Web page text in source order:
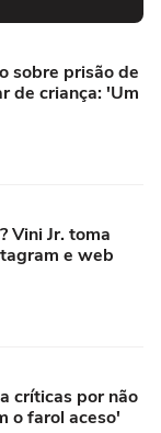
sobre prisão de
de criança: 'Um
Vini Jr. toma
e web
críticas por não
o farol aceso'